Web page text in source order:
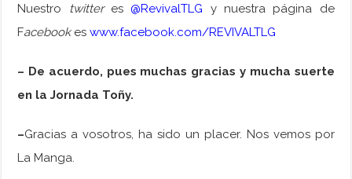
Nuestro twitteres @RevivalTLG y nuestra página de
Facebookeswww.facebook.com/REVIVALTLG
– De acuerdo, pues muchas gracias y mucha suerte
en la Jornada Toñy.
–Gracias a vosotros, ha sido un placer. Nos vemos por
La Manga.